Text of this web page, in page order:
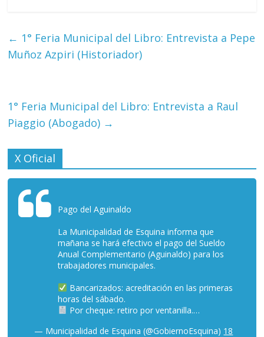
← 1° Feria Municipal del Libro: Entrevista a Pepe
Muñoz Azpiri (Historiador)
1° Feria Municipal del Libro: Entrevista a Raul
Piaggio (Abogado) →
X Oficial
Pago del Aguinaldo
La Municipalidad de Esquina informa que
mañana se hará efectivo el pago del Sueldo
Anual Complementario (Aguinaldo) para los
trabajadores municipales.
Bancarizados: acreditación en las primeras
horas del sábado.
Por cheque: retiro por ventanilla.…
— Municipalidad de Esquina (@GobiernoEsquina) 18